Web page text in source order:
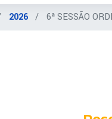
2026 6ª SESSÃO